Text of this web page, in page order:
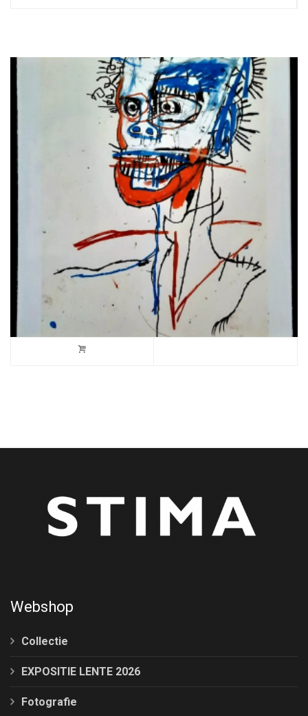
Webshop
Collectie
EXPOSITIE LENTE 2026
Fotografie